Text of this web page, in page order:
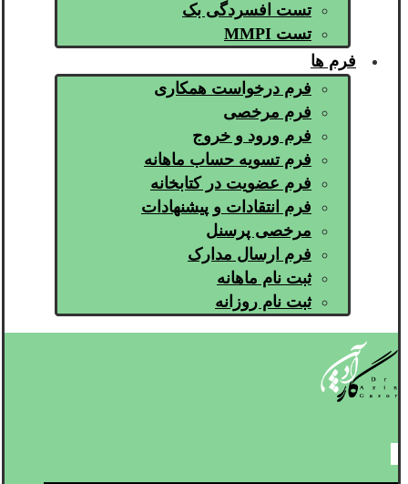
تست افسردگی بک
تست MMPI
فرم ها
فرم درخواست همکاری
فرم مرخصی
فرم ورود و خروج
فرم تسویه حساب ماهانه
فرم عضویت در کتابخانه
فرم انتقادات و پیشنهادات
مرخصی پرسنل
فرم ارسال مدارک
ثبت نام ماهانه
ثبت نام روزانه